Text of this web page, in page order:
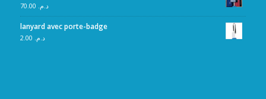
د.م.
lanyard avec porte-badge
د.م.